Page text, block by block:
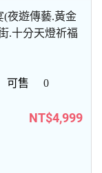
(夜遊傳藝.黃金
.十分天燈祈福
0
NT$4,999